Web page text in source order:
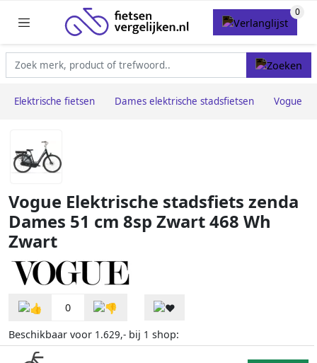
Elektrische fietsen Dames elektrische stadsfietsen Vogue
Vogue Elektrische stadsfiets zenda
Dames 51 cm 8sp Zwart 468 Wh
Zwart
0
Beschikbaar voor 1.629,- bij 1 shop: